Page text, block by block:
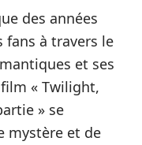
des années
fans à travers le
et ses
« Twilight,
» se
mystère et de